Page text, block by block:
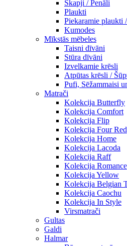
Skapji / Penāli
Plaukti
Piekaramie plaukti
Kumodes
Mīkstās mēbeles
Taisni dīvāni
Stūra dīvāni
Izvelkamie krēsli
Atpūtas krēsli /
Pufi, Sēžammaisi
Matrači
Kolekcija Butterfly
Kolekcija Comfort
Kolekcija Flip
Kolekcija Four Red
Kolekcija Home
Kolekcija Lacoda
Kolekcija Raff
Kolekcija Romance
Kolekcija Yellow
Kolekcija Belgian
Kolekcija Caochu
Kolekcija In Style
Virsmatrači
Gultas
Galdi
Halmar